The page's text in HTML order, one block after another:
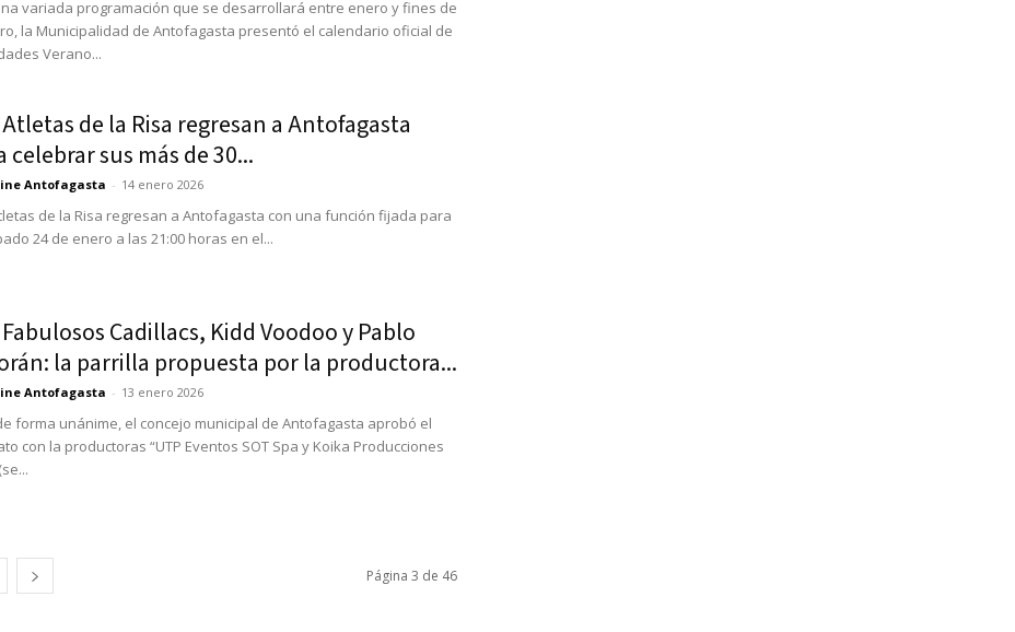
variada programación que se desarrollará entre enero y fines de
la Municipalidad de Antofagasta presentó el calendario oficial de
Verano...
de la Risa regresan a Antofagasta
celebrar sus más de 30...
Antofagasta - 14 enero 2026
de la Risa regresan a Antofagasta con una función fijada para
24 de enero a las 21:00 horas en el...
Cadillacs, Kidd Voodoo y Pablo
la parrilla propuesta por la productora...
Antofagasta - 13 enero 2026
forma unánime, el concejo municipal de Antofagasta aprobó el
con la productoras “UTP Eventos SOT Spa y Koika Producciones
Página 3 de 46